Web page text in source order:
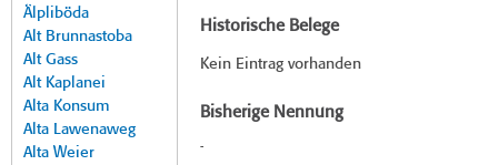
Älpliböda
Alt Brunnastoba
Alt Gass
Alt Kaplanei
Alta Konsum
Alta Lawenaweg
Alta Weier
Historische Belege
Kein Eintrag vorhanden
Bisherige Nennung
-